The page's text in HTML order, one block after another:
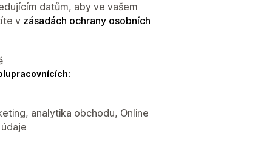
datům, aby ve vašem
v zásadách ochrany osobních
analytika obchodu, Online